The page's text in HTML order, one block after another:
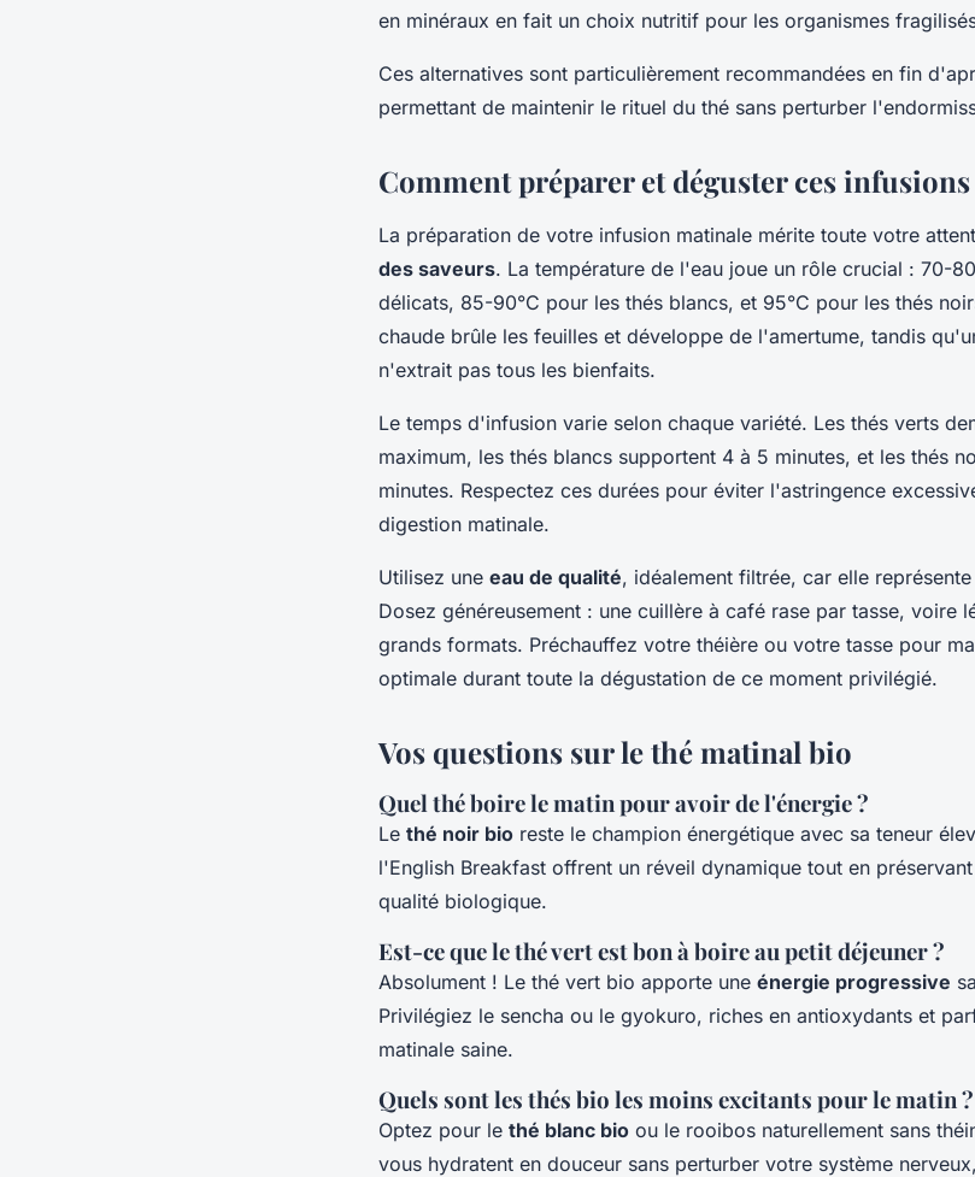
en minéraux en fait un choix nutritif pour les organismes
Ces alternatives sont particulièrement recommandées en fin
permettant de maintenir le rituel du thé sans perturber
Comment préparer et déguster ces
La préparation de votre infusion matinale mérite toute votre
des saveurs. La température de l'eau joue un rôle crucial : 70-
délicats, 85-90°C pour les thés blancs, et 95°C pour les thés
chaude brûle les feuilles et développe de l'amertume, tandis
n'extrait pas tous les bienfaits.
Le temps d'infusion varie selon chaque variété. Les thés verts
maximum, les thés blancs supportent 4 à 5 minutes, et les thés
minutes. Respectez ces durées pour éviter l'astringence
digestion matinale.
Utilisez une eau de qualité, idéalement filtrée, car elle
Dosez généreusement : une cuillère à café rase par tasse, voire
grands formats. Préchauffez votre théière ou votre tasse pour
optimale durant toute la dégustation de ce moment privilégié.
Vos questions sur le thé matinal bio
Quel thé boire le matin pour avoir de l'énergie ?
Le thé noir bio reste le champion énergétique avec sa teneur
l'English Breakfast offrent un réveil dynamique tout en
qualité biologique.
Est-ce que le thé vert est bon à boire au petit déjeuner ?
Absolument ! Le thé vert bio apporte une énergie progressive
Privilégiez le sencha ou le gyokuro, riches en antioxydants et
matinale saine.
Quels sont les thés bio les moins excitants pour le matin ?
Optez pour le thé blanc bio ou le rooibos naturellement sans
vous hydratent en douceur sans perturber votre système